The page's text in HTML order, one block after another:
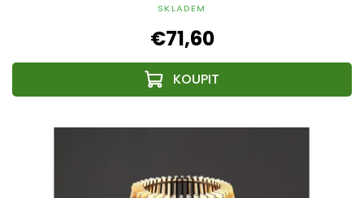
SKLADEM
€71,60